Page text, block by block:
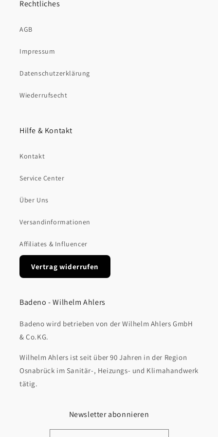
Rechtliches
AGB
Impressum
Datenschutzerklärung
Wiederrufsecht
Hilfe & Kontakt
Kontakt
Service Center
Über Uns
Versandinformationen
Affiliates & Influencer
Vertrag widerrufen
Badeno - Wilhelm Ahlers
Badeno wird betrieben von der Wilhelm Ahlers GmbH
& Co.KG.
Wilhelm Ahlers ist seit über 90 Jahren in der Region
Osnabrück im Sanitär-, Heizungs- und Klimahandwerk
tätig.
Newsletter abonnieren